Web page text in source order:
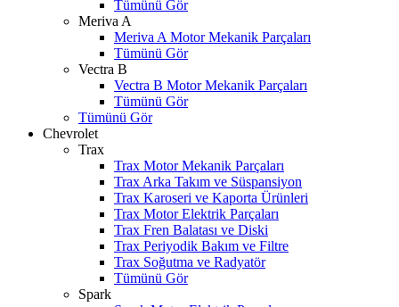
Tümünü Gör
Meriva A
Meriva A Motor Mekanik Parçaları
Tümünü Gör
Vectra B
Vectra B Motor Mekanik Parçaları
Tümünü Gör
Tümünü Gör
Chevrolet
Trax
Trax Motor Mekanik Parçaları
Trax Arka Takım ve Süspansiyon
Trax Karoseri ve Kaporta Ürünleri
Trax Motor Elektrik Parçaları
Trax Fren Balatası ve Diski
Trax Periyodik Bakım ve Filtre
Trax Soğutma ve Radyatör
Tümünü Gör
Spark